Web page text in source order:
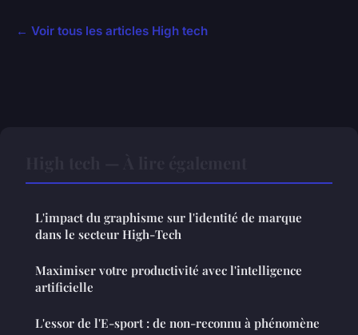
← Voir tous les articles High tech
L'impact du graphisme sur l'identité de marque
dans le secteur High-Tech
Maximiser votre productivité avec l'intelligence
artificielle
L'essor de l'E-sport : de non-reconnu à phénomène